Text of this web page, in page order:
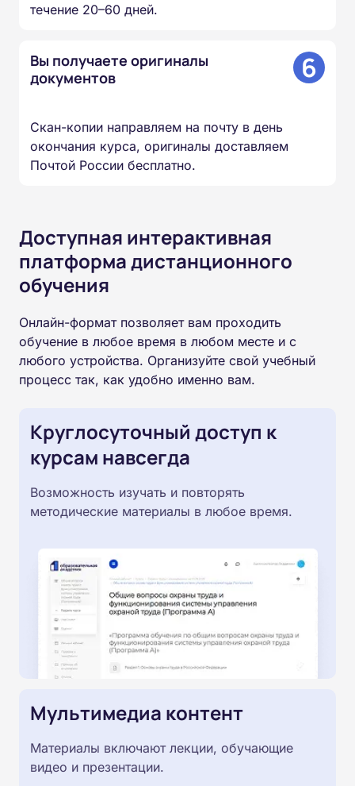
течение 20–60 дней.
Вы получаете оригиналы
документов
6
Скан-копии направляем на почту в день
окончания курса, оригиналы доставляем
Почтой России бесплатно.
Доступная интерактивная
платформа дистанционного
обучения
Онлайн-формат позволяет вам проходить
обучение в любое время в любом месте и с
любого устройства. Организуйте свой учебный
процесс так, как удобно именно вам.
Круглосуточный доступ к
курсам навсегда
Возможность изучать и повторять
методические материалы в любое время.
Мультимедиа контент
Материалы включают лекции, обучающие
видео и презентации.